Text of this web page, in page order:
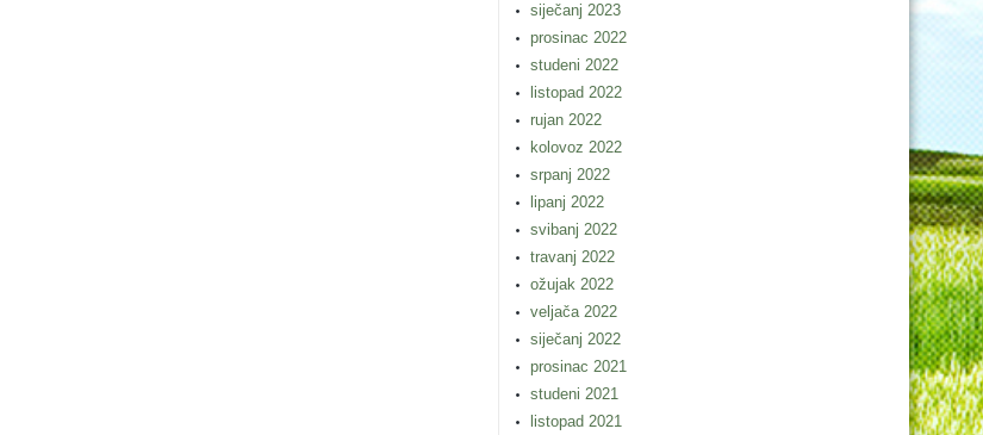
siječanj 2023
prosinac 2022
studeni 2022
listopad 2022
rujan 2022
kolovoz 2022
srpanj 2022
lipanj 2022
svibanj 2022
travanj 2022
ožujak 2022
veljača 2022
siječanj 2022
prosinac 2021
studeni 2021
listopad 2021